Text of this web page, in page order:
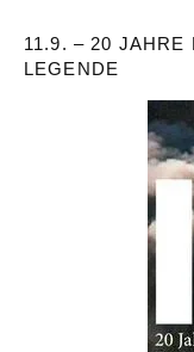
11.9. – 20 JAHRE
LEGENDE